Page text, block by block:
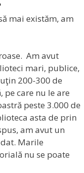
mai existăm, am
Am avut
mari, publice,
200-300 de
care nu le are
peste 3.000 de
asta de prin
am avut un
Marile
nu se poate